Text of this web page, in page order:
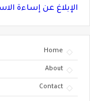
الإبلاغ عن إساءة
Home
About
Contact